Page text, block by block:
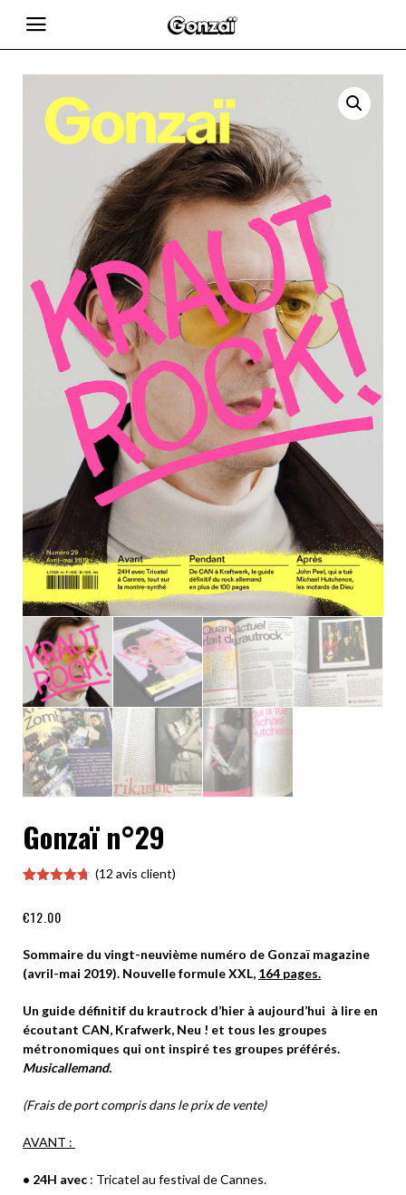
Gonzaï n°29
basé sur
client
(12 avis client)
€12.00
Sommaire du vingt-neuvième numéro de Gonzaï magazine
(avril-mai 2019). Nouvelle formule XXL, 164 pages.
Un guide définitif du krautrock d’hier à aujourd’hui à lire en
écoutant CAN, Krafwerk, Neu ! et tous les groupes
métronomiques qui ont inspiré tes groupes préférés.
Musicallemand.
(Frais de port compris dans le prix de vente)
AVANT :
• 24H avec : Tricatel au festival de Cannes.